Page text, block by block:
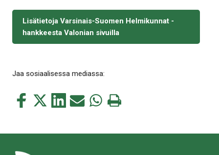
Lisätietoja Varsinais-Suomen Helmikunnat -
hankkeesta Valonian sivuilla
Jaa sosiaalisessa mediassa:
Jaa
Jaa
Jaa Jaa Jaa Tulosta